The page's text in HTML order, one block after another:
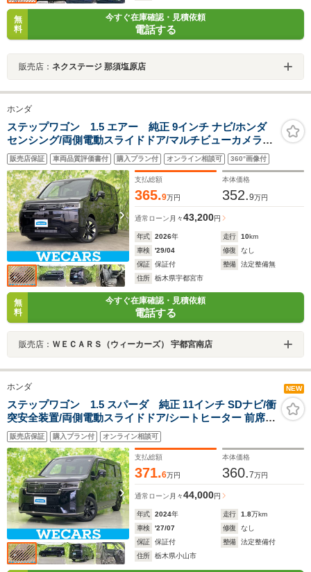
無
料
今すぐ在庫確認・見積依頼
電話する
販売店： ネクステージ 那須塩原店
ホンダ
ステップワゴン 1.5 エアー 純正 9インチ ナビ/ホンダ
センシング/両側電動スライドドア/マルチビューカメラシ
ステム/車線逸脱防止支援システム/登録済未使用車/ヘッド
ランプ LED/Bluetooth接続
販売店保証 車両品質評価書付 購入プラン付 オンライン相談可 360°画像付
支払総額
365.9万円
本体価格
352.9万円
通常ローン 月々43,200円
年式 2026年 走行 10km
車検
'29/04 修復
なし
保証
保証付 整備
法定整備無
住所
栃木県宇都宮市
無
料
今すぐ在庫確認・見積依頼
電話する
販売店： ＷＥＣＡＲＳ（ウィーカーズ） 宇都宮南店
ホンダ NEW
ステップワゴン 1.5 スパーダ 純正 11インチ SDナビ/衝
突安全装置/両側電動スライドドア/シートヒーター 前席/
マルチビューカメラシステム/車線逸脱防止支援システム/
シート ハーフレザー/電動バックドア
販売店保証 購入プラン付 オンライン相談可
支払総額
371.6万円
本体価格
360.7万円
通常ローン 月々44,000円
年式 2024年 走行 1.8万km
車検
'27/07 修復
なし
保証
保証付 整備
法定整備付
住所
栃木県小山市